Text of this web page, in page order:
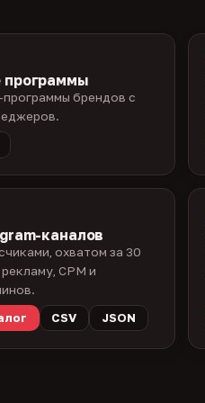
программы
брендов с
каналов
охватом за 30
CPM и
CSV JSON